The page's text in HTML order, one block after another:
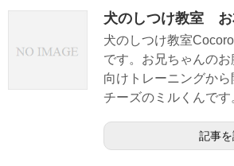
犬のしつけ教室 お
犬のしつけ教室
です。お兄ちゃんの
向けトレーニングか
チーズのミルくんです
記事